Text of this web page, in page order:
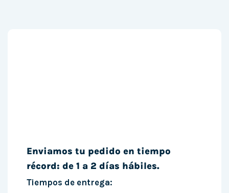
Enviamos tu pedido en tiempo
récord: de 1 a 2 días hábiles.
Tiempos de entrega: